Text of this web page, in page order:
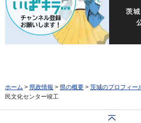
ホーム > 県政情報 > 県の概要 > 茨城のプロフィー
民文化センター竣工